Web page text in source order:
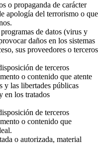
o propaganda de carácter
apología del terrorismo o que
de datos (virus y
daños en los sistemas
sus proveedores o terceros
de terceros
o contenido que atente
y las libertades públicas
en los tratados
de terceros
o contenido que
o autorizada, material